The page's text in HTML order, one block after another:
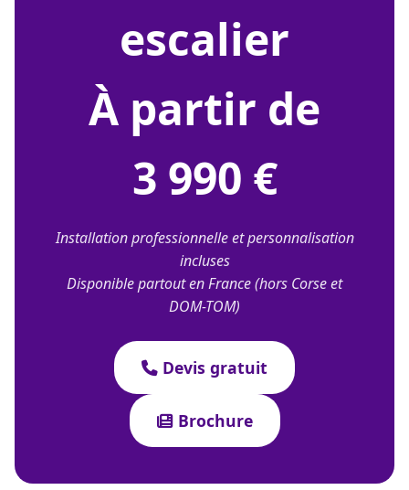
escalier
À partir de
3 990 €
Installation professionnelle et personnalisation
incluses
Disponible partout en France (hors Corse et
DOM-TOM)
Devis gratuit
Brochure